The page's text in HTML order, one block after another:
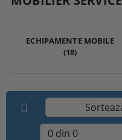
ECHIPAMENTE MOBILE
(18)